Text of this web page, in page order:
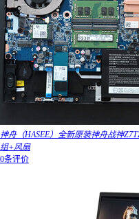
神舟（HASEE）全新原装神舟战神
组+风扇
0条评价